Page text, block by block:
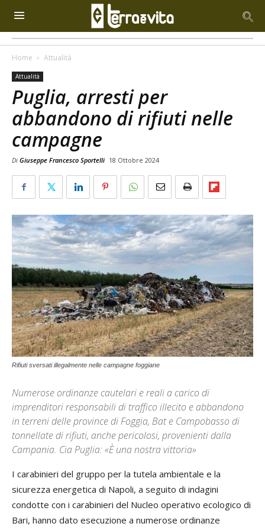
Home Attualità
Attualità
Puglia, arresti per
abbandono di rifiuti nelle
campagne
Di Giuseppe Francesco Sportelli 18 Ottobre 2024
Rifiuti sversati illegalmente nelle campagne foggiane
Numerose ordinanze cautelari e reali a carico di
imprenditori responsabili di traffico illecito e abbandono
in terreni delle province di Foggia, Bat e Campobasso di
tonnellate di rifiuti, anche pericolosi, provenienti dalla
Campania. Cia Puglia: «È una nostra vittoria»
I carabinieri del gruppo per la tutela ambientale e la
sicurezza energetica di Napoli, a seguito di indagini
condotte con i carabinieri del Nucleo operativo ecologico di
Bari, hanno dato esecuzione a numerose ordinanze